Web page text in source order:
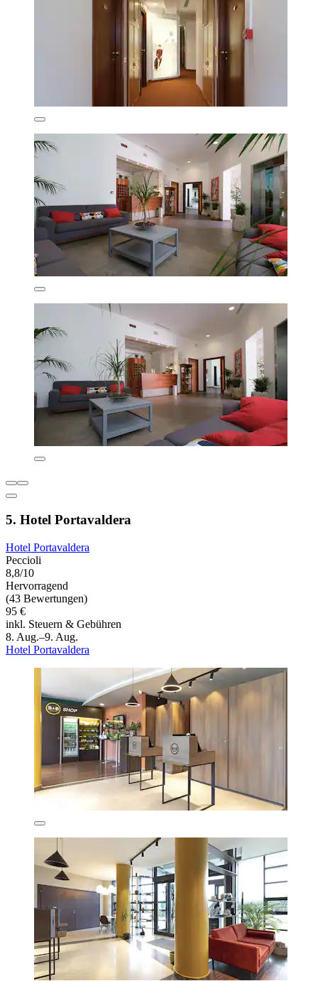
5. Hotel Portavaldera
Hotel Portavaldera
Peccioli
8,8/10
Hervorragend
(43 Bewertungen)
95 €
inkl. Steuern & Gebühren
8. Aug.–9. Aug.
Hotel Portavaldera